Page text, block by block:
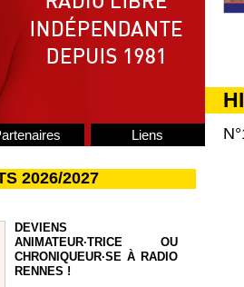
Liens
2026/2027
DEVIENS
ANIMATEUR·TRICE OU
CHRONIQUEUR·SE À RADIO
RENNES !